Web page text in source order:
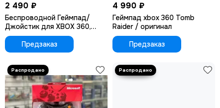
2 490 ₽
Беспроводной Геймпад/
Джойстик для XBOX 360,
черный
Предзаказ
4 990 ₽
Геймпад xbox 360 Tomb
Raider / оригинал
Предзаказ